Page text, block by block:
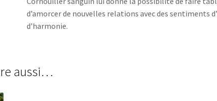
d’amorcer de nouvelles relations avec des sentiments
d’harmonie.
aussi…